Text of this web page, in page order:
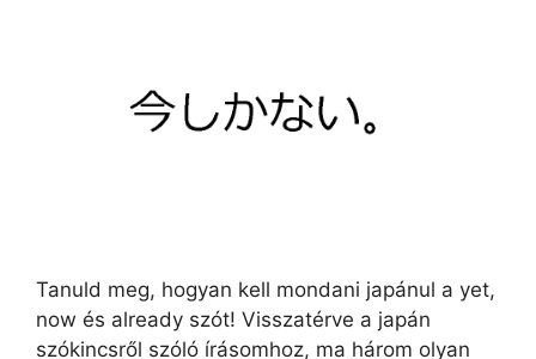
Tanuld meg, hogyan kell mondani japánul a yet,
now és already szót! Visszatérve a japán
szókincsről szóló írásomhoz, ma három olyan